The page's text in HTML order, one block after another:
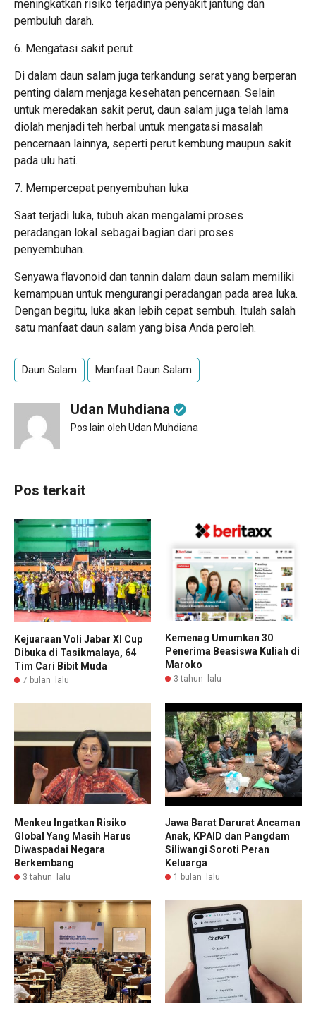
meningkatkan risiko terjadinya penyakit jantung dan
pembuluh darah.
6. Mengatasi sakit perut
Di dalam daun salam juga terkandung serat yang berperan
penting dalam menjaga kesehatan pencernaan. Selain
untuk meredakan sakit perut, daun salam juga telah lama
diolah menjadi teh herbal untuk mengatasi masalah
pencernaan lainnya, seperti perut kembung maupun sakit
pada ulu hati.
7. Mempercepat penyembuhan luka
Saat terjadi luka, tubuh akan mengalami proses
peradangan lokal sebagai bagian dari proses
penyembuhan.
Senyawa flavonoid dan tannin dalam daun salam memiliki
kemampuan untuk mengurangi peradangan pada area luka.
Dengan begitu, luka akan lebih cepat sembuh. Itulah salah
satu manfaat daun salam yang bisa Anda peroleh.
Daun Salam Manfaat Daun Salam
Udan Muhdiana
Pos lain oleh Udan Muhdiana
Pos terkait
Kejuaraan Voli Jabar XI Cup
Dibuka di Tasikmalaya, 64
Tim Cari Bibit Muda
7 bulan lalu
Kemenag Umumkan 30
Penerima Beasiswa Kuliah di
Maroko
3 tahun lalu
Menkeu Ingatkan Risiko
Global Yang Masih Harus
Diwaspadai Negara
Berkembang
3 tahun lalu
Jawa Barat Darurat Ancaman
Anak, KPAID dan Pangdam
Siliwangi Soroti Peran
Keluarga
1 bulan lalu